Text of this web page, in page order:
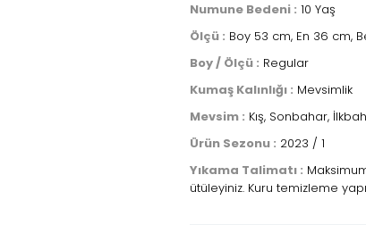
Numune Bedeni : 10 Yaş
Ölçü : Boy 53 cm, En 36 cm,
Boy / Ölçü : Regular
Kumaş Kalınlığı : Mevsimlik
Mevsim : Kış, Sonbahar,
Ürün Sezonu : 2023 / 1
Yıkama Talimatı :
ütüleyiniz. Kuru temizleme